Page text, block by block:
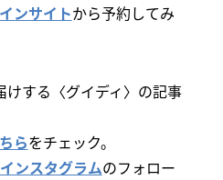
ンサイトから予約してみ
けする〈グイディ〉の記事
らをチェック。
ンスタグラムのフォロー